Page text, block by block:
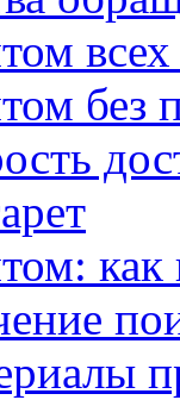
без